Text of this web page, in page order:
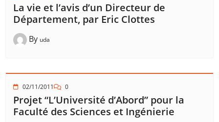
La vie et l’avis d’un Directeur de
Département, par Eric Clottes
By uda
02/11/2011 0
Projet “L’Université d’Abord” pour la
Faculté des Sciences et Ingénierie